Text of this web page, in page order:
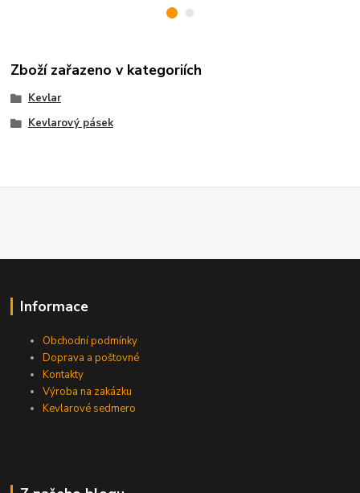
Zboží zařazeno v kategoriích
Kevlar
Kevlarový pásek
Informace
Obchodní podmínky
Doprava a poštovné
Kontakty
Výroba na zakázku
Kevlarové sedmero